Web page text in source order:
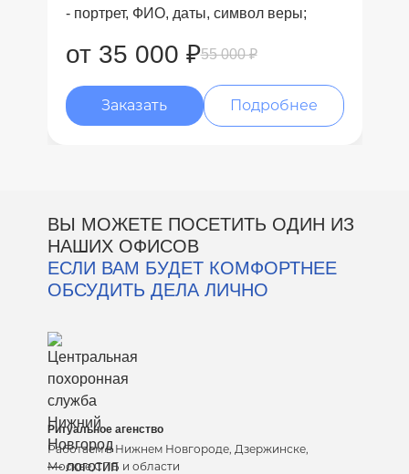
- портрет, ФИО, даты, символ веры;
от 35 000 ₽55 000 ₽
Заказать Подробнее
ВЫ МОЖЕТЕ ПОСЕТИТЬ ОДИН ИЗ
НАШИХ ОФИСОВ
ЕСЛИ ВАМ БУДЕТ КОМФОРТНЕЕ
ОБСУДИТЬ ДЕЛА ЛИЧНО
Ритуальное агенство
Работаем в Нижнем Новгороде, Дзержинске,
Москве,СПБ и области